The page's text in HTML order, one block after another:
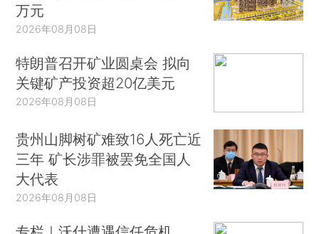
万元
2026年08月08日
特朗普召开矿业圆桌会 拟向
关键矿产投资超20亿美元
2026年08月08日
贵州山脚树矿难致16人死亡近
三年 矿长涉罪被罢免全国人
大代表
2026年08月08日